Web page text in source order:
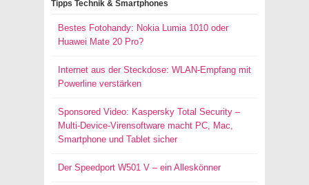
Tipps Technik & Smartphones
Bestes Fotohandy: Nokia Lumia 1010 oder
Huawei Mate 20 Pro?
Internet aus der Steckdose: WLAN-Empfang mit
Powerline verstärken
Sponsored Video: Kaspersky Total Security –
Multi-Device-Virensoftware macht PC, Mac,
Smartphone und Tablet sicher
Der Speedport W501 V – ein Alleskönner